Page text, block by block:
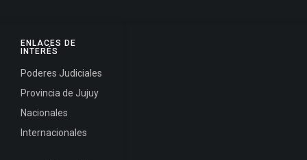
ENLACES DE
INTERÉS
Poderes Judiciales
Provincia de Jujuy
Nacionales
Internacionales